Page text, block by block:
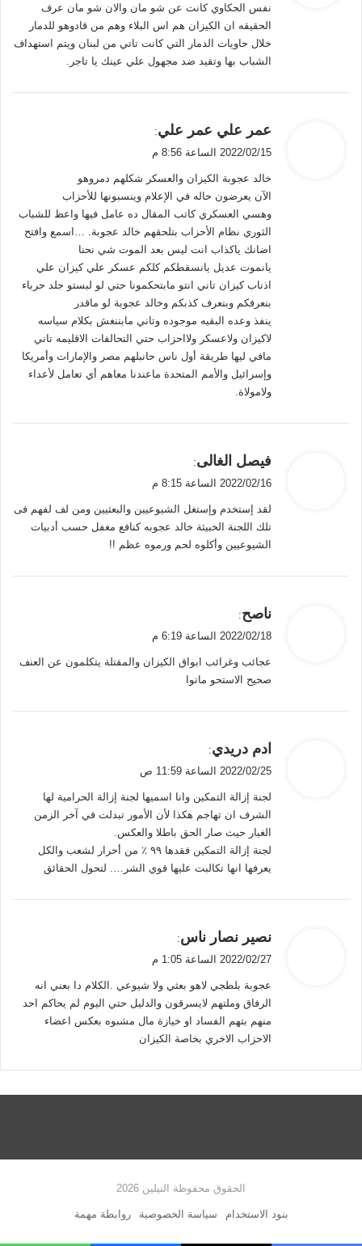
ل
نفس الحكاوي كانت عن شو مان والان شو مان عرف
الحقيقه ان الكيزان هم اس البلاء وهم من قادوهو للدمار
خلال حاويات الدمار التي كانت تاتي من لبنان ويتم استهداف
الشباب بها وتقيد ضد مجهول علي عينك يا تاجر.
ي
ل
عمر علي عمر علي:
2022/02/15 الساعة 8:56 م
خالد عجوبة الكيزان والعسكر شكلهم دمروهو
الآن يعرضون حاله في الإعلام وينسبونها للأحزاب
وهسي العسكري كاتب المقال ده عامل فيها واعظ للشباب
الثوري نظام الأحزاب بتلحقهم خالد عجوبة. …اسمع وافتح
اضانك ياكذاب انت ليس بعد الموت شي نحنا
يانموت عديل يانسقطكم كلكم عسكر علي كيزان علي
اذناب كيزان تاني انتو مابتحكمونا حتي لو لبستو جلد حرباء
بنعرفكم وبنعرف كذبكم وخالد عجوبة لو ماقدر
ينفذ وعده البقيه موجوده وتاني مابننغش بكلام سياسه
لاكيزان ولاعسكر ولااحزاب حتي التحالفات الاقليمه تاني
مافي ليها طريقة أول ناس حانبلهم مصر والإمارات وأمريكا
وإسرائيل والأمم المتحدة ماعندنا معاهم أي تعامل لأعداء
ولامولاة.
ي
ل
فيصل الغالى:
2022/02/16 الساعة 8:15 م
لقد إستخدم وإستغل الشيوعيين والبعثيين ومن لف لفهم فى
تلك اللجنة الخبيثة خالد عجوبه كنافع مغفل حسب أدبيات
الشيوعيين وأكلوه لحم ورموه عظم !!
ي
ل
ناصح:
2022/02/18 الساعة 6:19 م
عجائب وغرائب ابواق الكيزان والمقتلة يتكلمون عن العنف
صحيح الاستحو ماتوا
ي
ل
ادم دريدي:
2022/02/25 الساعة 11:59 ص
لجنة إزالة التمكين وانا اسميها لجنة إزالة الحرامية لها
الشرف ان تهاجم هكذا لأن الأمور تبدلت في آخر الزمن
الغبار حيث صار الحق باطلا والعكس.
لجنة إزالة التمكين فقدها ٩٩ ٪ من أحرار لشعب والكل
يعرفها انها تكالبت عليها قوي الشر…. لتحول الحقائق
ي
ل
نصير نصار ناس:
2022/02/27 الساعة 1:05 م
عجوبة بلطجي لاهو بعثي ولا شيوعي .الكلام دا بعني انه
الرفاق وملتهم لايسرقون والدليل حتي اليوم لم يحاكم احد
منهم بتهم الفساد او خيازة مال مشبوه بعكس اعضاء
الاحزاب الاخري بخاصة الكيزان
الحقوق محفوظة النيلين 2026
بنود الاستخدام سياسة الخصوصية روابطة مهمة